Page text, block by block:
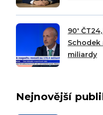
90′
Schodek
miliardy
Nejnovější